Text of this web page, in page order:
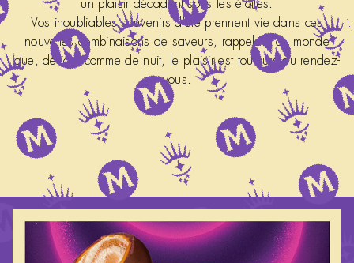
un plaisir décadent sous les étoiles.
Vos inoubliables souvenirs d'été prennent vie dans ces
nouvelles combinaisons de saveurs, rappelant au monde
que, de jour comme de nuit, le plaisir est toujours au rendez-
vous.